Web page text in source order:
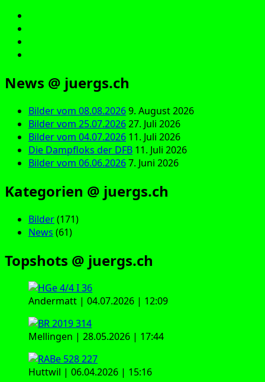
News @ juergs.ch
Bilder vom 08.08.20269. August 2026
Bilder vom 25.07.202627. Juli 2026
Bilder vom 04.07.2026 11. Juli 2026
Die Dampfloks der DFB 11. Juli 2026
Bilder vom 06.06.20267. Juni 2026
Kategorien @ juergs.ch
Bilder(171)
News (61)
Topshots @ juergs.ch
Andermatt | 04.07.2026 | 12:09
Mellingen | 28.05.2026 | 17:44
Huttwil | 06.04.2026 | 15:16